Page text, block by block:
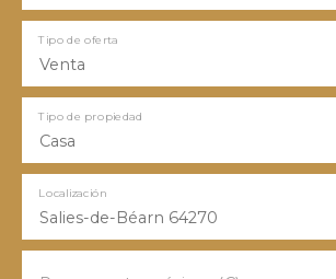
Venta
Tipo de oferta
Casa
Tipo de propiedad
Salies-de-Béarn 64270
Localización